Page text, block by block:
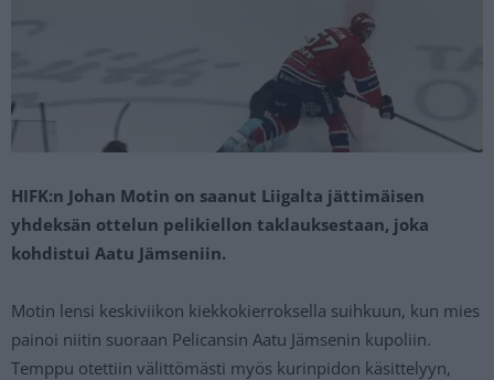
HIFK:n Johan Motin on saanut Liigalta jättimäisen
yhdeksän ottelun pelikiellon taklauksestaan, joka
kohdistui Aatu Jämseniin.
Motin lensi keskiviikon kiekkokierroksella suihkuun, kun mies
painoi niitin suoraan Pelicansin Aatu Jämsenin kupoliin.
Temppu otettiin välittömästi myös kurinpidon käsittelyyn,